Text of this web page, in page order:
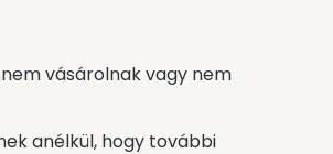
vásárolnak vagy nem
anélkül, hogy további